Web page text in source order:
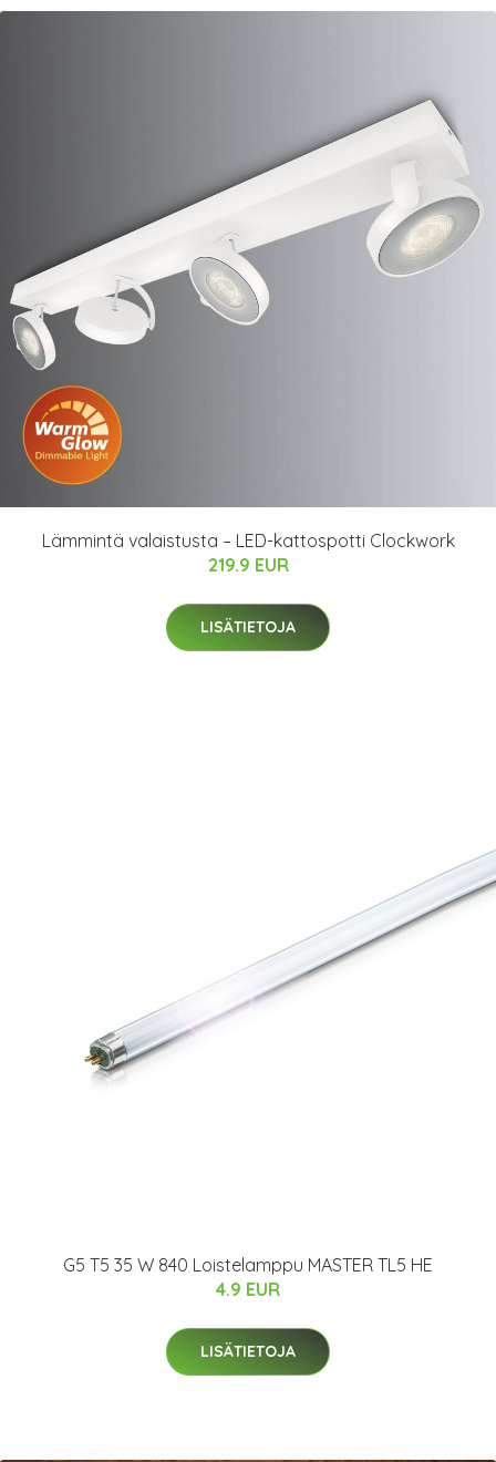
Lämmintä valaistusta – LED-kattospotti Clockwork
219.9 EUR
LISÄTIETOJA
G5 T5 35 W 840 Loistelamppu MASTER TL5 HE
4.9 EUR
LISÄTIETOJA